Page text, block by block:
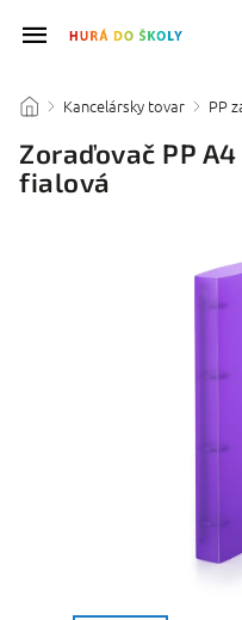
/ Kancelársky tovar / PP
Zoraďovač PP
fialová